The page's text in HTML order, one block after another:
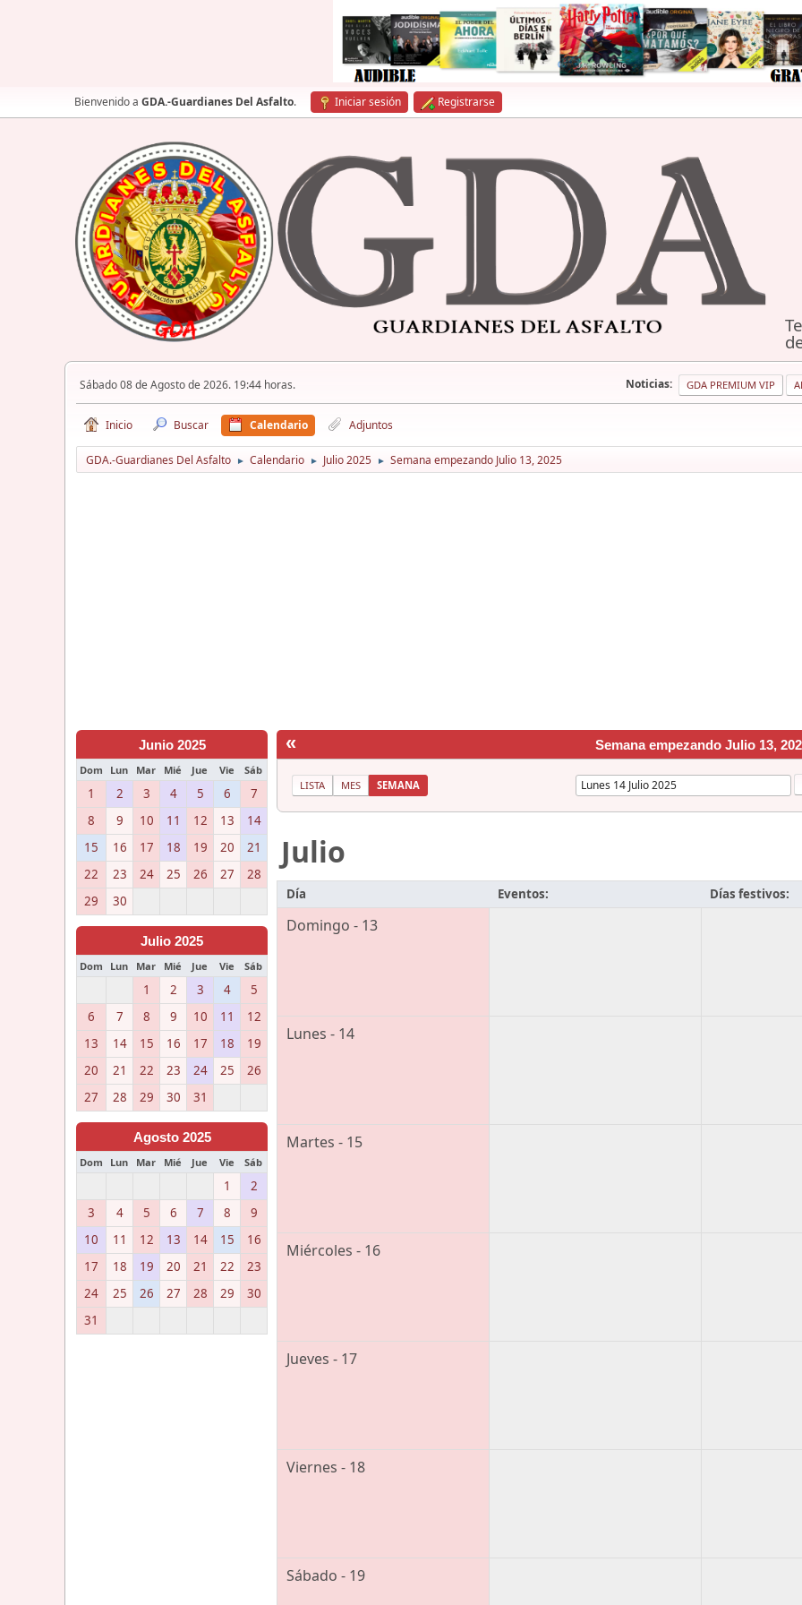
Bienvenido a GDA.-Guardianes Del Asfalto. Iniciar sesión Registrarse
Sábado 08 de Agosto de 2026. 19:44 horas. Noticias: GDA PREMIUM VIP
Inicio Buscar Calendario Adjuntos
GDA.-Guardianes Del Asfalto ► Calendario ► Julio 2025 ► Semana empezando Julio 13, 2025
Junio 2025
Dom Lun Mar Mié Jue Vie Sáb
1 2 3 4 5 6
7
8
9 10 11 12 13
14
15
16 17 18 19 20
21
22
23 24 25 26 27
28
29
30
Julio 2025
Dom Lun Mar Mié Jue Vie Sáb
1 2 3 4
5
6
7 8 9 10 11
12
13
14 15 16 17 18
19
20
21 22 23 24 25
26
27
28 29 30 31
Agosto 2025
Dom Lun Mar Mié Jue Vie Sáb
1
2
3
4 5 6 7 8
9
10
11 12 13 14 15
16
17
18 19 20 21 22
23
24
25 26 27 28 29
30
31
« Semana empezando Julio 13,
LISTA MES SEMANA
Julio
Día Eventos: Días festivos:
Domingo - 13
Lunes - 14
Martes - 15
Miércoles - 16
Jueves - 17
Viernes - 18
Sábado - 19